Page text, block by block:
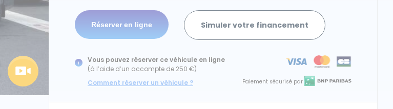
Simuler votre financement
Vous pouvez réserver ce véhicule en ligne
(à l’aide d’un accompte de 250 €)
Comment réserver un véhicule ?
Paiement sécurisé par